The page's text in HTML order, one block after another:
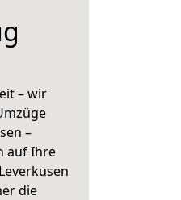
– wir
–
auf Ihre
die